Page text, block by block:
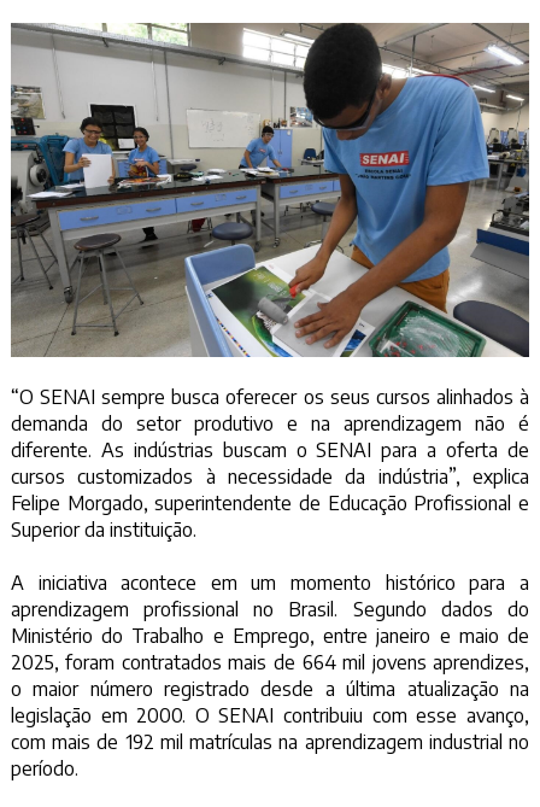
“O SENAI sempre busca oferecer os seus cursos alinhados à
demanda do setor produtivo e na aprendizagem não é
diferente. As indústrias buscam o SENAI para a oferta de
cursos customizados à necessidade da indústria”, explica
Felipe Morgado, superintendente de Educação Profissional e
Superior da instituição.
A iniciativa acontece em um momento histórico para a
aprendizagem profissional no Brasil. Segundo dados do
Ministério do Trabalho e Emprego, entre janeiro e maio de
2025, foram contratados mais de 664 mil jovens aprendizes,
o maior número registrado desde a última atualização na
legislação em 2000. O SENAI contribuiu com esse avanço,
com mais de 192 mil matrículas na aprendizagem industrial no
período.